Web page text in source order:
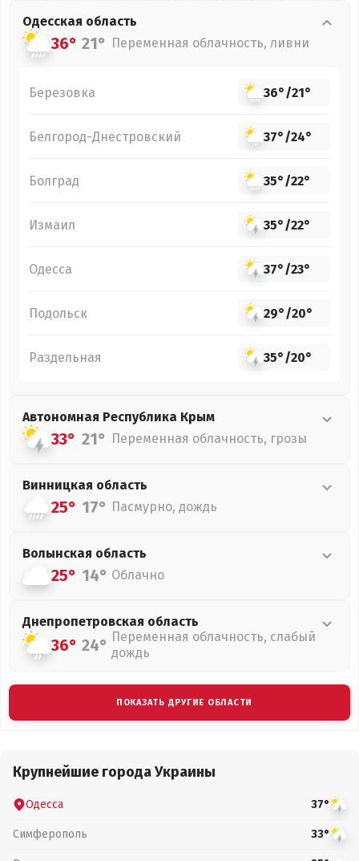
Одесская область
36° 21° Переменная облачность, ливни
Березовка 36°/21°
Белгород-Днестровский 37°/24°
Болград 35°/22°
Измаил 35°/22°
Одесса 37°/23°
Подольск 29°/20°
Раздельная 35°/20°
Автономная Республика Крым
33° 21° Переменная облачность, грозы
Винницкая область
25° 17° Пасмурно, дождь
Волынская область
25° 14° Облачно
Днепропетровская область
36° 24° Переменная облачность, слабый
дождь
ПОКАЗАТЬ ДРУГИЕ ОБЛАСТИ
Крупнейшие города Украины
Одесса 37°
Симферополь 33°